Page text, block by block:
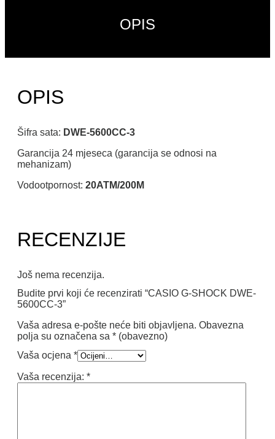
OPIS
OPIS
Šifra sata: DWE-5600CC-3
Garancija 24 mjeseca (garancija se odnosi na
mehanizam)
Vodootpornost: 20ATM/200M
RECENZIJE
Još nema recenzija.
Budite prvi koji će recenzirati “CASIO G-SHOCK DWE-
5600CC-3”
Vaša adresa e-pošte neće biti objavljena. Obavezna
polja su označena sa * (obavezno)
Vaša ocjena *
Vaša recenzija: *